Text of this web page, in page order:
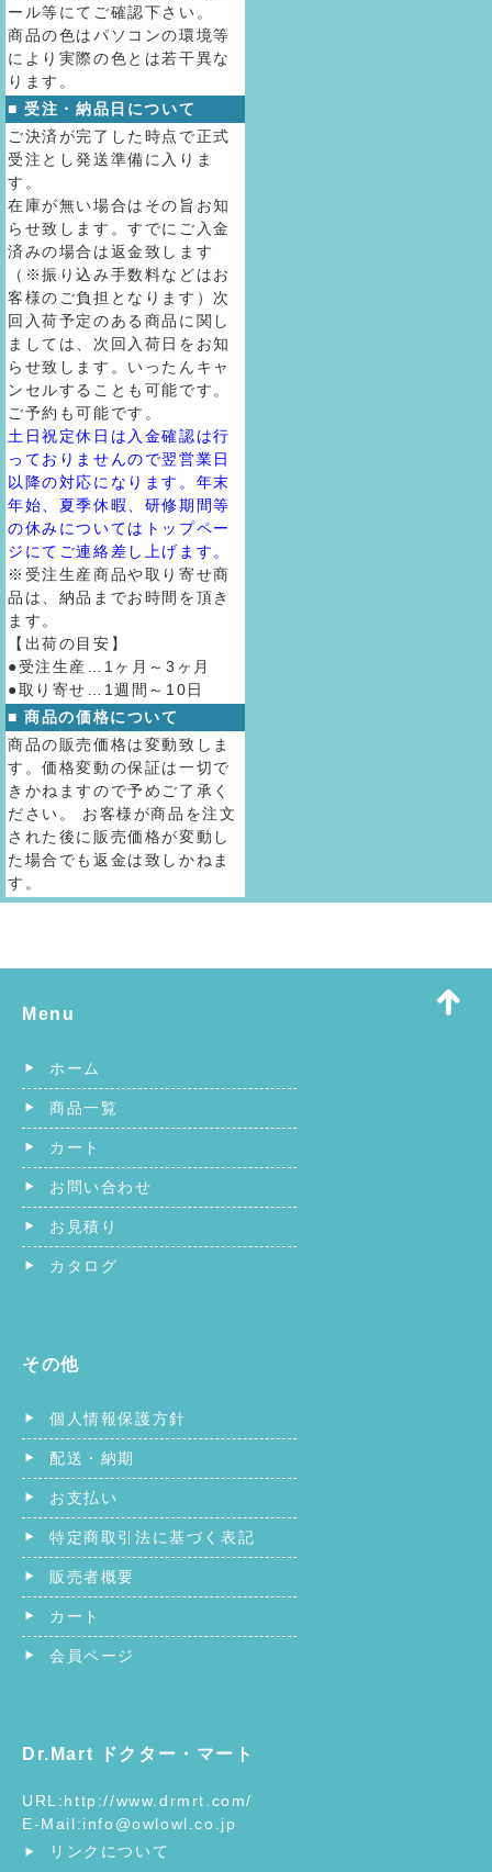
ール等にてご確認下さい。
商品の色はパソコンの環境等
により実際の色とは若干異な
ります。
■ 受注・納品日について
ご決済が完了した時点で正式
受注とし発送準備に入りま
す。
在庫が無い場合はその旨お知
らせ致します。すでにご入金
済みの場合は返金致します
（※振り込み手数料などはお
客様のご負担となります）次
回入荷予定のある商品に関し
ましては、次回入荷日をお知
らせ致します。いったんキャ
ンセルすることも可能です。
ご予約も可能です。
土日祝定休日は入金確認は行
っておりませんので翌営業日
以降の対応になります。年末
年始、夏季休暇、研修期間等
の休みについてはトップペー
ジにてご連絡差し上げます。
※受注生産商品や取り寄せ商
品は、納品までお時間を頂き
ます。
【出荷の目安】
●受注生産…1ヶ月～3ヶ月
●取り寄せ…1週間～10日
■ 商品の価格について
商品の販売価格は変動致しま
す。価格変動の保証は一切で
きかねますので予めご了承く
ださい。 お客様が商品を注文
された後に販売価格が変動し
た場合でも返金は致しかねま
す。
Menu
ホーム
商品一覧
カート
お問い合わせ
お見積り
カタログ
その他
個人情報保護方針
配送・納期
お支払い
特定商取引法に基づく表記
販売者概要
カート
会員ページ
Dr.Mart ドクター・マート
URL:http://www.drmrt.com/
E-Mail:info@owlowl.co.jp
リンクについて